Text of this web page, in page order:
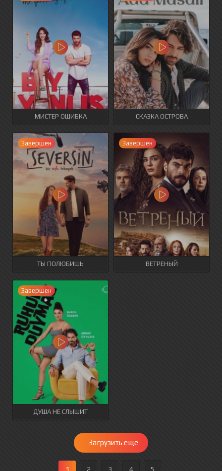
МИСТЕР ОШИБКА СКАЗКА ОСТРОВА
Завершен
ТЫ ПОЛЮБИШЬ
Завершен
ВЕТРЕНЫЙ
Завершен
ДУША НЕ СЛЫШИТ
Загрузить еще
1 2 3 4 5